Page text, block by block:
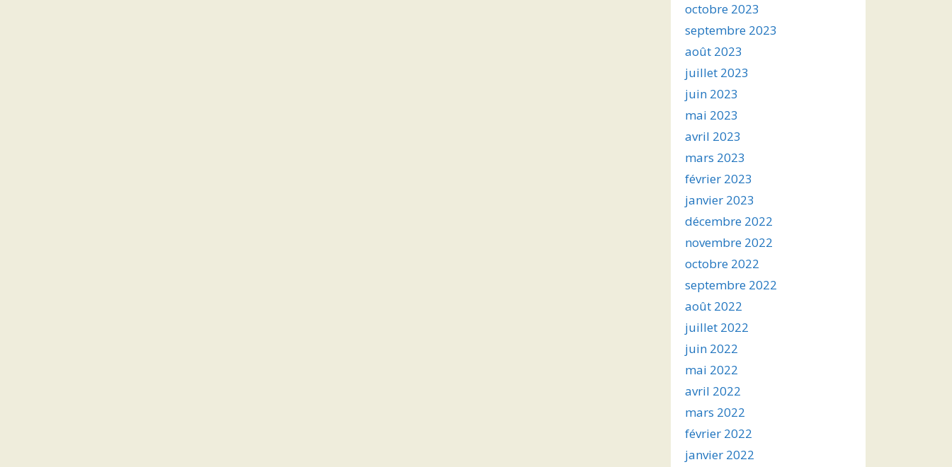
octobre 2023
septembre 2023
août 2023
juillet 2023
juin 2023
mai 2023
avril 2023
mars 2023
février 2023
janvier 2023
décembre 2022
novembre 2022
octobre 2022
septembre 2022
août 2022
juillet 2022
juin 2022
mai 2022
avril 2022
mars 2022
février 2022
janvier 2022